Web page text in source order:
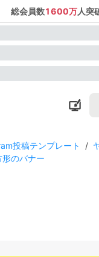
総会員数1600万人突
投稿テンプレート /
形のバナー